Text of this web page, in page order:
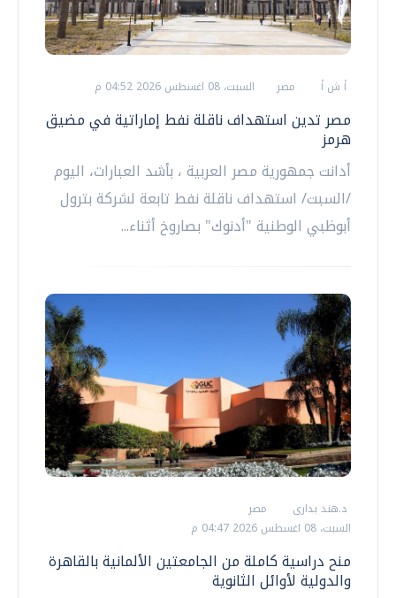
أ ش أ مصر السبت، 08 اغسطس 2026 04:52 م
مصر تدين استهداف ناقلة نفط إماراتية في مضيق
هرمز
أدانت جمهورية مصر العربية ، بأشد العبارات، اليوم
/السبت/ استهداف ناقلة نفط تابعة لشركة بترول
أبوظبي الوطنية "أدنوك" بصاروخ أثناء...
د.هند بدارى
مصر
السبت، 08 اغسطس 2026 04:47 م
منح دراسية كاملة من الجامعتين الألمانية بالقاهرة
والدولية لأوائل الثانوية